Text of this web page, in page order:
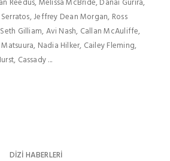
Reedus, Melissa McBride, Danai Gurira,
Jeffrey Dean Morgan, Ross
Gilliam, Avi Nash, Callan McAuliffe,
Nadia Hilker, Cailey Fleming,
Cassady ...
DIZI HABERLERI